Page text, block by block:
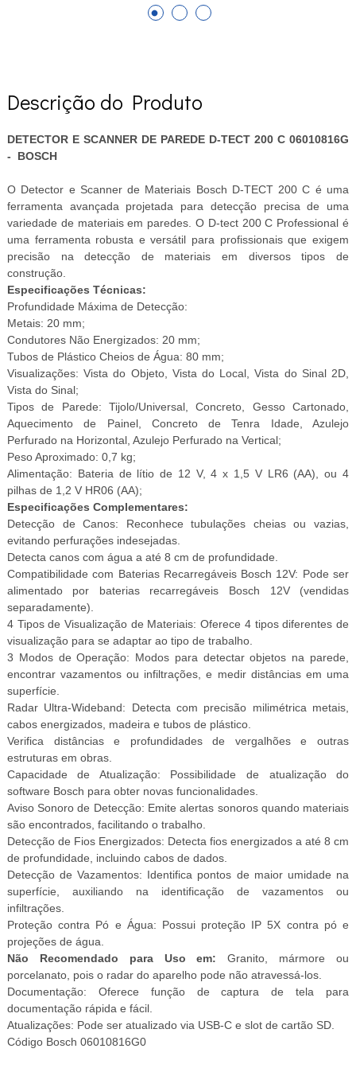
Descrição do Produto
DETECTOR E SCANNER DE PAREDE D-TECT 200 C 06010816G
- BOSCH
O Detector e Scanner de Materiais Bosch D-TECT 200 C é uma
ferramenta avançada projetada para detecção precisa de uma
variedade de materiais em paredes. O D-tect 200 C Professional é
uma ferramenta robusta e versátil para profissionais que exigem
precisão na detecção de materiais em diversos tipos de
construção.
Especificações Técnicas:
Profundidade Máxima de Detecção:
Metais: 20 mm;
Condutores Não Energizados: 20 mm;
Tubos de Plástico Cheios de Água: 80 mm;
Visualizações: Vista do Objeto, Vista do Local, Vista do Sinal 2D,
Vista do Sinal;
Tipos de Parede: Tijolo/Universal, Concreto, Gesso Cartonado,
Aquecimento de Painel, Concreto de Tenra Idade, Azulejo
Perfurado na Horizontal, Azulejo Perfurado na Vertical;
Peso Aproximado: 0,7 kg;
Alimentação: Bateria de lítio de 12 V, 4 x 1,5 V LR6 (AA), ou 4
pilhas de 1,2 V HR06 (AA);
Especificações Complementares:
Detecção de Canos: Reconhece tubulações cheias ou vazias,
evitando perfurações indesejadas.
Detecta canos com água a até 8 cm de profundidade.
Compatibilidade com Baterias Recarregáveis Bosch 12V: Pode ser
alimentado por baterias recarregáveis Bosch 12V (vendidas
separadamente).
4 Tipos de Visualização de Materiais: Oferece 4 tipos diferentes de
visualização para se adaptar ao tipo de trabalho.
3 Modos de Operação: Modos para detectar objetos na parede,
encontrar vazamentos ou infiltrações, e medir distâncias em uma
superfície.
Radar Ultra-Wideband: Detecta com precisão milimétrica metais,
cabos energizados, madeira e tubos de plástico.
Verifica distâncias e profundidades de vergalhões e outras
estruturas em obras.
Capacidade de Atualização: Possibilidade de atualização do
software Bosch para obter novas funcionalidades.
Aviso Sonoro de Detecção: Emite alertas sonoros quando materiais
são encontrados, facilitando o trabalho.
Detecção de Fios Energizados: Detecta fios energizados a até 8 cm
de profundidade, incluindo cabos de dados.
Detecção de Vazamentos: Identifica pontos de maior umidade na
superfície, auxiliando na identificação de vazamentos ou
infiltrações.
Proteção contra Pó e Água: Possui proteção IP 5X contra pó e
projeções de água.
Não Recomendado para Uso em: Granito, mármore ou
porcelanato, pois o radar do aparelho pode não atravessá-los.
Documentação: Oferece função de captura de tela para
documentação rápida e fácil.
Atualizações: Pode ser atualizado via USB-C e slot de cartão SD.
Código Bosch 06010816G0